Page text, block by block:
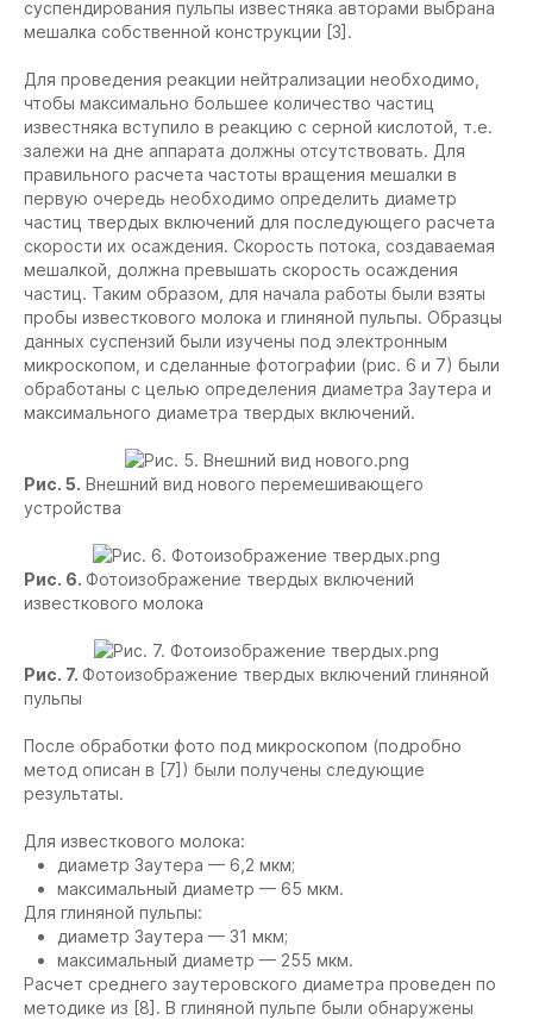
суспендирования пульпы известняка авторами выбрана
мешалка собственной конструкции [3].
Для проведения реакции нейтрализации необходимо,
чтобы максимально большее количество частиц
известняка вступило в реакцию с серной кислотой, т.е.
залежи на дне аппарата должны отсутствовать. Для
правильного расчета частоты вращения мешалки в
первую очередь необходимо определить диаметр
частиц твердых включений для последующего расчета
скорости их осаждения. Скорость потока, создаваемая
мешалкой, должна превышать скорость осаждения
частиц. Таким образом, для начала работы были взяты
пробы известкового молока и глиняной пульпы. Образцы
данных суспензий были изучены под электронным
микроскопом, и сделанные фотографии (рис. 6 и 7) были
обработаны с целью определения диаметра Заутера и
максимального диаметра твердых включений.
Рис. 5. Внешний вид нового перемешивающего
устройства
Рис. 6. Фотоизображение твердых включений
известкового молока
Рис. 7. Фотоизображение твердых включений глиняной
пульпы
После обработки фото под микроскопом (подробно
метод описан в [7]) были получены следующие
результаты.
Для известкового молока:
диаметр Заутера — 6,2 мкм;
максимальный диаметр — 65 мкм.
Для глиняной пульпы:
диаметр Заутера — 31 мкм;
максимальный диаметр — 255 мкм.
Расчет среднего заутеровского диаметра проведен по
методике из [8]. В глиняной пульпе были обнаружены